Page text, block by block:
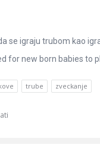
se igraju trubom kao
for new born babies to
trube zveckanje